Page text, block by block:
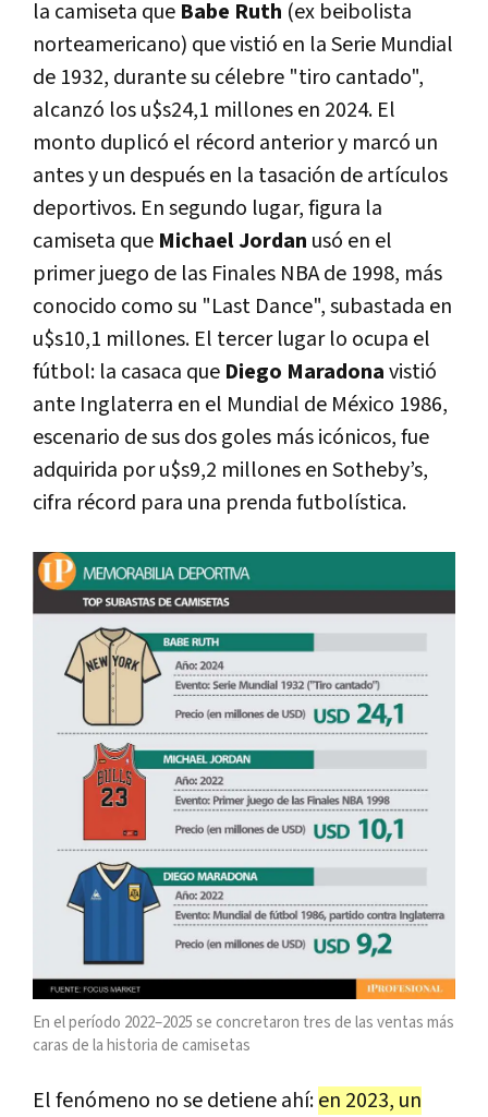
la camiseta que Babe Ruth (ex beibolista
norteamericano) que vistió en la Serie Mundial
de 1932, durante su célebre "tiro cantado",
alcanzó los u$s24,1 millones en 2024. El
monto duplicó el récord anterior y marcó un
antes y un después en la tasación de artículos
deportivos. En segundo lugar, figura la
camiseta que Michael Jordan usó en el
primer juego de las Finales NBA de 1998, más
conocido como su "Last Dance", subastada en
u$s10,1 millones. El tercer lugar lo ocupa el
fútbol: la casaca que Diego Maradonavistió
ante Inglaterra en el Mundial de México 1986,
escenario de sus dos goles más icónicos, fue
adquirida por u$s9,2 millones en Sotheby’s,
cifra récord para una prenda futbolística.
En el período 2022–2025 se concretaron tres de las ventas más
caras de la historia de camisetas
El fenómeno no se detiene ahí:en 2023, un